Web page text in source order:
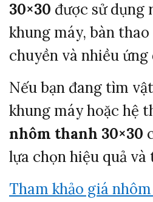
30×30 được sử dụng
khung máy, bàn
chuyền và nhiều ứng
Nếu bạn đang tìm
khung máy hoặc hệ
nhôm thanh 30×30
lựa chọn hiệu quả
Tham khảo giá